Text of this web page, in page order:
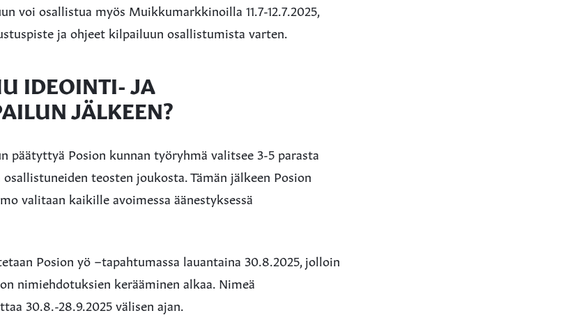
voi osallistua myös Muikkumarkkinoilla 11.7-12.7.2025,
ja ohjeet kilpailuun osallistumista varten.
IDEOINTI- JA
JÄLKEEN?
päätyttyä Posion kunnan työryhmä valitsee 3-5 parasta
teosten joukosta. Tämän jälkeen Posion
valitaan kaikille avoimessa äänestyksessä
Posion yö –tapahtumassa lauantaina 30.8.2025, jolloin
nimiehdotuksien kerääminen alkaa. Nimeä
30.8.-28.9.2025 välisen ajan.